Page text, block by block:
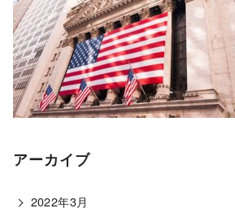
アーカイブ
2022年3月